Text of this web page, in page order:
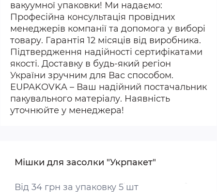
вакуумної упаковки! Ми надаємо:
Професійна консультація провідних
менеджерів компанії та допомога у виборі
товару. Гарантія 12 місяців від виробника.
Підтвердження надійності сертифікатами
якості. Доставку в будь-який регіон
України зручним для Вас способом.
EUPAKOVKA – Ваш надійний постачальник
пакувального матеріалу. Наявність
уточнюйте у менеджера!
Мішки для засолки "Укрпакет"
Від 34 грн за упаковку 5 шт